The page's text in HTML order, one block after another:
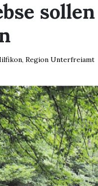
, Region Unterfreiamt